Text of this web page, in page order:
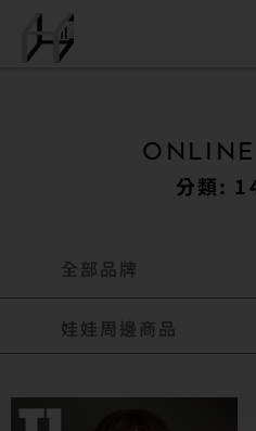
分類:
全部品牌
娃娃周邊商品